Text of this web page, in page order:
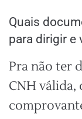
Quais
para dirigir e
Pra não ter
CNH válida,